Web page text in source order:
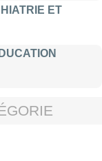
ET